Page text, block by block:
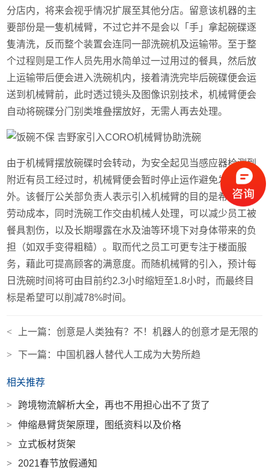
分店内，将来会视乎情况扩展至其他分店。留意该机器的主
要部份是一隻机械臂，不过它并不是会以「手」拿起碗碟逐
隻清洗，反而整个装置会连同一部洗碗机及运输带。至于整
个过程则是工作人员先用水简单过一过用过的餐具，然后放
上运输带后便会进入洗碗机内，接着清洗完毕后碗碟便会运
送到机械臂前，此时透过镜头及图像识别技术，机械臂便会
自动将碗碟分门别类堆叠摆放好，无需人再去处理。
由于机械臂摆放碗碟时会转动，为安全起见当感应器检测到
附近有员工经过时，机械臂便会暂时停止运作避免发生意
外。该餐厅公关部负责人表示引入机械臂的目的是希望减低
劳动成本，同时洗碗工作交由机械人处理，可以减少员工被
餐具割伤，以及长期曝露在水及油等环境下对身体带来的负
担（如双手变得粗糙）。取而代之员工可更专注于楼面服
务，藉此可提高顾客的满意度。而随机械臂的引入，预计每
日洗碗时间将可由目前约2.3小时缩短至1.8小时，而最终目
标是希望可以削减78%时间。
< 上一篇：创意是人类独有？不！机器人的创意才是无限的
> 下一篇： 中国机器人替代人工成为大势所趋
相关推荐
>
跨境物流解析大全，再也不用担心出不了货了
>
伸缩悬臂货架原理，图纸资料以及价格
>
立式板材货架
>
2021春节放假通知